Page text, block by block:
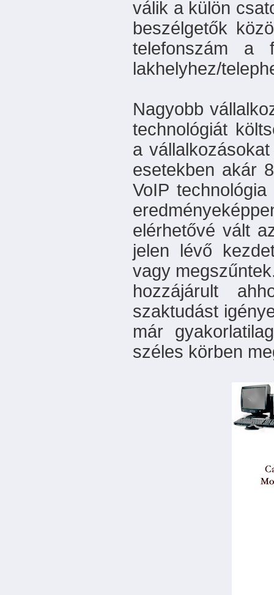
válik a külön
beszélgetők
telefonszám a
lakhelyhez/
Nagyobb
technológiát
a
esetekben akár
VoIP
elérhetővé vált
jelen lévő
vagy
hozzájárult
szaktudást
már
széles körben